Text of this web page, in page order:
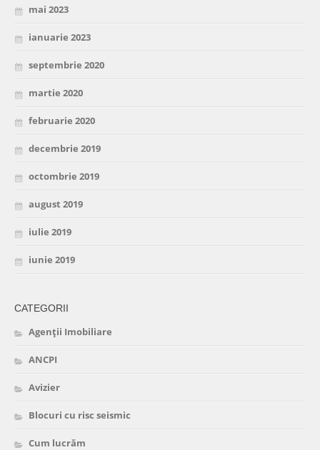
mai 2023
ianuarie 2023
septembrie 2020
martie 2020
februarie 2020
decembrie 2019
octombrie 2019
august 2019
iulie 2019
iunie 2019
CATEGORII
Agenții Imobiliare
ANCPI
Avizier
Blocuri cu risc seismic
Cum lucrăm